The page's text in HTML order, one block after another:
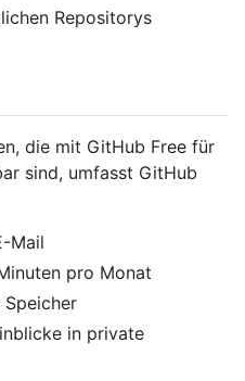
Repositorys
die mit GitHub Free für
sind, umfasst GitHub
Mail
pro Monat
Speicher
in private